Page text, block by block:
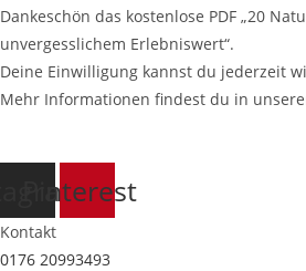
Dankeschön das kostenlose PDF „20
unvergesslichem Erlebniswert“.
Deine Einwilligung kannst du jederzeit
Mehr Informationen findest du in
Pinterest
Kontakt
0176 20993493